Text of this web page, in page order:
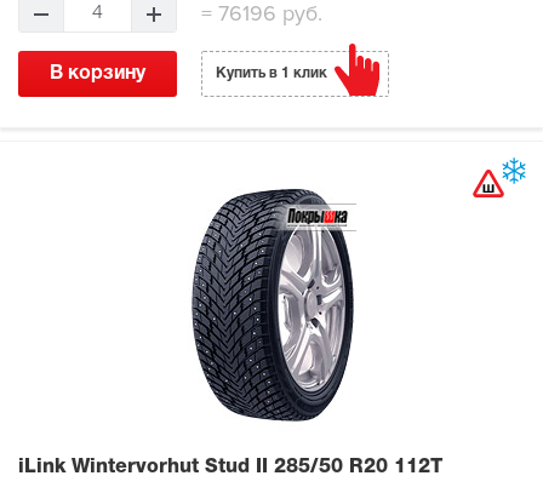
4 =76196 руб.
В корзину Купить в 1 клик
iLink Wintervorhut Stud II 285/50 R20 112T